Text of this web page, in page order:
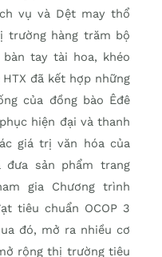
vụ và Dệt may thổ
trường hàng trăm bộ
tay tài hoa, khéo
đã kết hợp những
của đồng bào Êđê
hiện đại và thanh
giá trị văn hóa của
đưa sản phẩm trang
gia Chương trình
tiêu chuẩn OCOP 3
đó, mở ra nhiều cơ
rộng thị trường tiêu